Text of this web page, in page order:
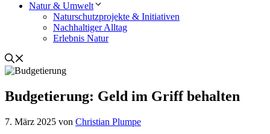
Natur & Umwelt
Naturschutzprojekte & Initiativen
Nachhaltiger Alltag
Erlebnis Natur
Budgetierung: Geld im Griff behalten
7. März 2025 von Christian Plumpe